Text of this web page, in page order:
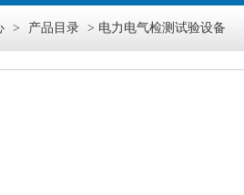
> 产品目录 > 电力电气检测试验设备